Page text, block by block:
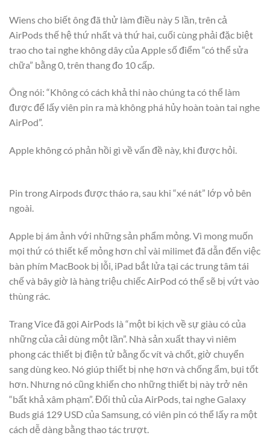
Wiens cho biết ông đã thử làm điều này 5 lần, trên cả
AirPods thế hệ thứ nhất và thứ hai, cuối cùng phải đặc biệt
trao cho tai nghe không dây của Apple số điểm “có thể sửa
chữa” bằng 0, trên thang đo 10 cấp.
Ông nói: “Không có cách khả thi nào chúng ta có thể làm
được để lấy viên pin ra mà không phá hủy hoàn toàn tai nghe
AirPod”.
Apple không có phản hồi gì về vấn đề này, khi được hỏi.
Pin trong Airpods được tháo ra, sau khi “xé nát” lớp vỏ bên
ngoài.
Apple bị ám ảnh với những sản phẩm mỏng. Vì mong muốn
mọi thứ có thiết kế mỏng hơn chỉ vài milimet đã dẫn đến việc
bàn phím MacBook bị lỗi, iPad bắt lửa tại các trung tâm tái
chế và bây giờ là hàng triệu chiếc AirPod có thể sẽ bị vứt vào
thùng rác.
Trang Vice đã gọi AirPods là “một bi kịch về sự giàu có của
những của cải dùng một lần”. Nhà sản xuất thay vì niêm
phong các thiết bị điện tử bằng ốc vít và chốt, giờ chuyển
sang dùng keo. Nó giúp thiết bị nhẹ hơn và chống ẩm, bụi tốt
hơn. Nhưng nó cũng khiến cho những thiết bị này trở nên
“bất khả xâm phạm”. Đối thủ của AirPods, tai nghe Galaxy
Buds giá 129 USD của Samsung, có viên pin có thể lấy ra một
cách dễ dàng bằng thao tác trượt.